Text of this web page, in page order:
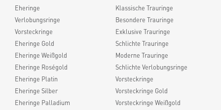
Eheringe
Verlobungsringe
Vorsteckringe
Eheringe Gold
Eheringe Weißgold
Eheringe Roségold
Eheringe Platin
Eheringe Silber
Eheringe Palladium
Klassische Trauringe
Besondere Trauringe
Exklusive Trauringe
Schlichte Trauringe
Moderne Trauringe
Schlichte Verlobungsringe
Vorsteckringe
Vorsteckringe Gold
Vorsteckringe Weißgold